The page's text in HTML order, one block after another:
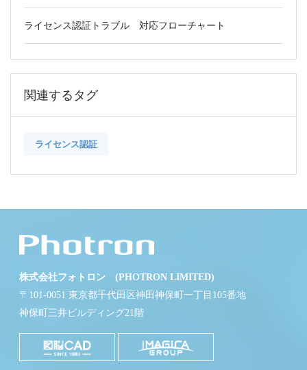
ライセンス認証トラブル 対応フローチャート
関連するタグ
ライセンス認証
株式会社フォトロン (PHOTRON LIMITED)
〒101-0051 東京都千代田区神田神保町一丁目105番地
神保町三井ビルディング21階